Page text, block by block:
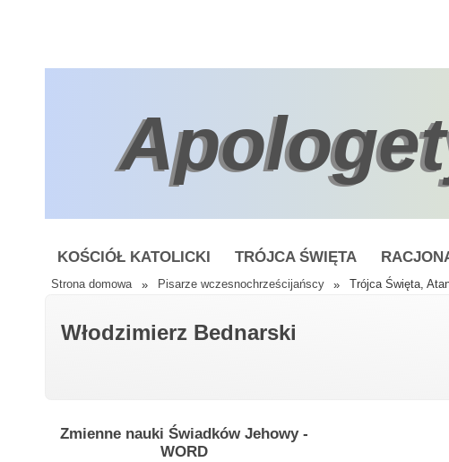
KOŚCIÓŁ KATOLICKI TRÓJCA ŚWIĘTA
Strona domowa » Pisarze wczesnochrześcijańscy » Trójca Święta,
Włodzimierz Bednarski
Zmienne nauki Świadków Jehowy -
WORD